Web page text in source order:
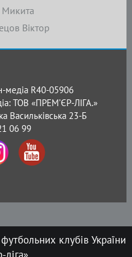
Віктор
медіа R40-05906
ТОВ «ПРЕМ’ЄР-ЛІГА.»
Васильківська 23-Б
06 99
клубів України